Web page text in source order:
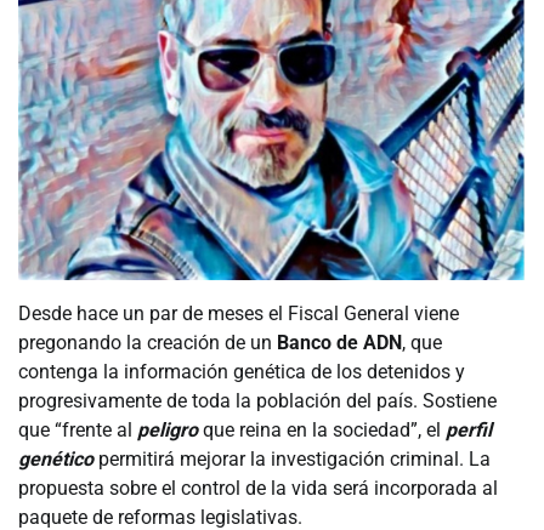
Desde hace un par de meses el Fiscal General viene
pregonando la creación de un Banco de ADN, que
contenga la información genética de los detenidos y
progresivamente de toda la población del país. Sostiene
que “frente al peligroque reina en la sociedad”, el perfil
genéticopermitirá mejorar la investigación criminal. La
propuesta sobre el control de la vida será incorporada al
paquete de reformas legislativas.